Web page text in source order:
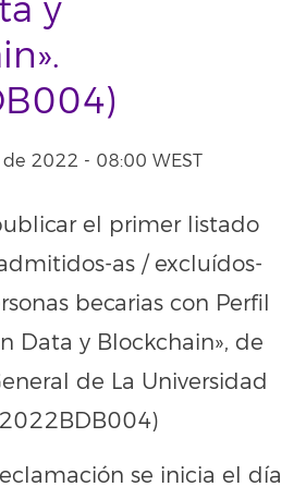
y
2022 - 08:00 WEST
el primer listado
as / excluídos-
becarias con Perfil
Data y Blockchain», de
de La Universidad
se inicia el día